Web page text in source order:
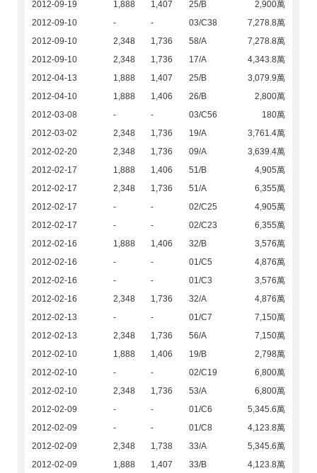
2012-09-19
1,888 1,407 25/B
2,900萬
2012-09-10
- - 03/C38
7,278.8萬
2012-09-10
2,348 1,736 58/A
7,278.8萬
2012-09-10
2,348 1,736 17/A
4,343.8萬
2012-04-13
1,888 1,407 25/B
3,079.9萬
2012-04-10
1,888 1,406 26/B
2,800萬
2012-03-08
- - 03/C56
180萬
2012-03-02
2,348 1,736 19/A
3,761.4萬
2012-02-20
2,348 1,736 09/A
3,639.4萬
2012-02-17
1,888 1,406 51/B
4,905萬
2012-02-17
2,348 1,736 51/A
6,355萬
2012-02-17
- - 02/C25
4,905萬
2012-02-17
- - 02/C23
6,355萬
2012-02-16
1,888 1,406 32/B
3,576萬
2012-02-16
- - 01/C5
4,876萬
2012-02-16
- - 01/C3
3,576萬
2012-02-16
2,348 1,736 32/A
4,876萬
2012-02-13
- - 01/C7
7,150萬
2012-02-13
2,348 1,736 56/A
7,150萬
2012-02-10
1,888 1,406 19/B
2,798萬
2012-02-10
- - 02/C19
6,800萬
2012-02-10
2,348 1,736 53/A
6,800萬
2012-02-09
- - 01/C6
5,345.6萬
2012-02-09
- - 01/C8
4,123.8萬
2012-02-09
2,348 1,738 33/A
5,345.6萬
2012-02-09
1,888 1,407 33/B
4,123.8萬